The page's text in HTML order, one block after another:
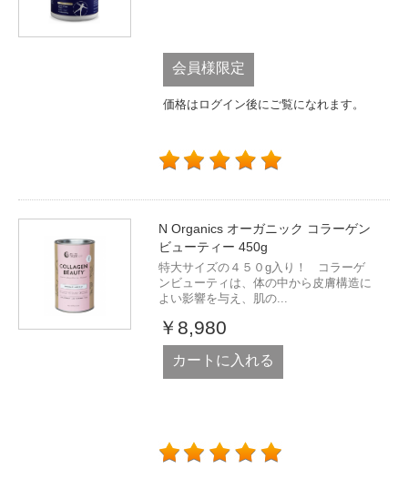
会員様限定
価格はログイン後にご覧になれます。
N Organics オーガニック コラーゲン
ビューティー 450g
特大サイズの４５０g入り！ コラーゲ
ンビューティは、体の中から皮膚構造に
よい影響を与え、肌の...
￥8,980
カートに入れる